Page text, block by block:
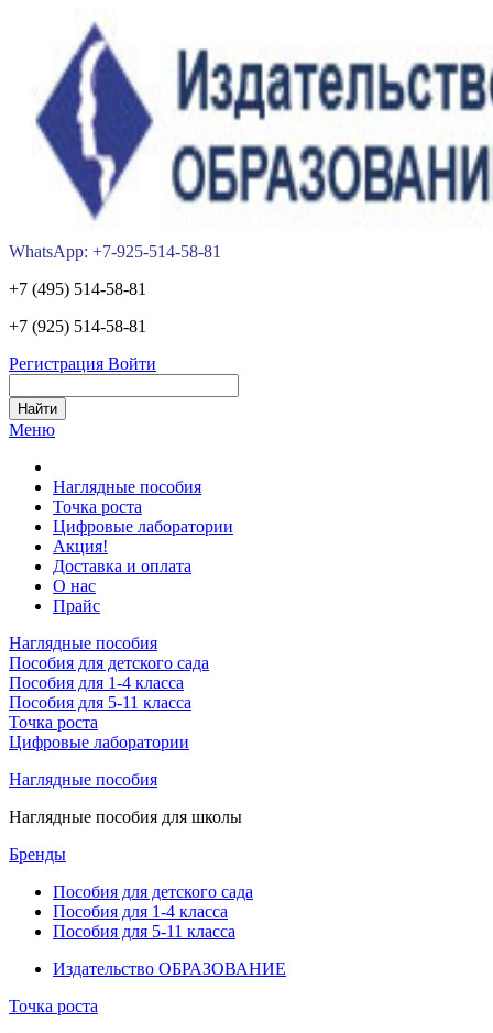
WhatsApp: +7-925-514-58-81
+7 (495) 514-58-81
+7 (925) 514-58-81
Регистрация Войти
Меню
Наглядные пособия
Точка роста
Цифровые лаборатории
Акция!
Доставка и оплата
О нас
Прайс
Наглядные пособия
Пособия для детского сада
Пособия для 1-4 класса
Пособия для 5-11 класса
Точка роста
Цифровые лаборатории
Наглядные пособия
Наглядные пособия для школы
Бренды
Пособия для детского сада
Пособия для 1-4 класса
Пособия для 5-11 класса
Издательство ОБРАЗОВАНИЕ
Точка роста